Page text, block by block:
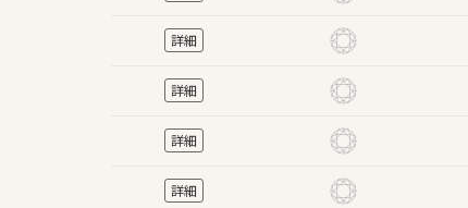
詳細
詳細
詳細
詳細